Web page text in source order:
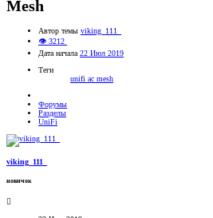
Mesh
Автор темы viking_111_
👁 3212
Дата начала 22 Июл 2019
Теги
unifi ac mesh
Форумы
Разделы
UniFi
viking_111_
новичок